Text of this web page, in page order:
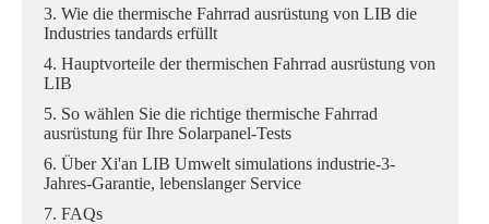
3. Wie die thermische Fahrrad ausrüstung von LIB die
Industries tandards erfüllt
4. Hauptvorteile der thermischen Fahrrad ausrüstung von
LIB
5. So wählen Sie die richtige thermische Fahrrad
ausrüstung für Ihre Solarpanel-Tests
6. Über Xi'an LIB Umwelt simulations industrie-3-
Jahres-Garantie, lebenslanger Service
7. FAQs